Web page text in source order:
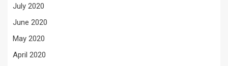
July 2020
June 2020
May 2020
April 2020